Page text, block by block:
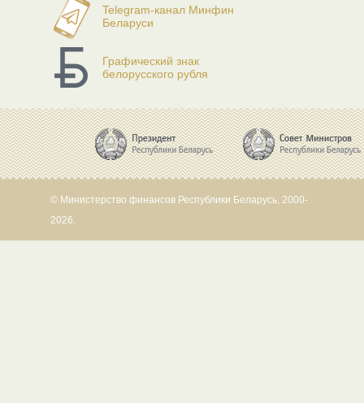
Telegram-канал Минфин
Беларуси
Графический знак
белорусского рубля
© Министерство финансов Республики Беларусь, 2000-
2026.